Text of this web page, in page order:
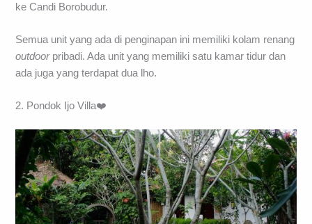
ke Candi Borobudur.
Semua unit yang ada di penginapan ini memiliki kolam renang
outdoor pribadi. Ada unit yang memiliki satu kamar tidur dan
ada juga yang terdapat dua lho.
2. Pondok Ijo Villa❤️